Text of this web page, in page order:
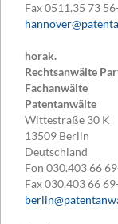
Fax0511.35 73
horak.
Rechtsanwälte
Fachanwälte
Patentanwälte
Wittestraße 30 K
13509 Berlin
Deutschland
Fon 030.403 66
Fax030.403 66